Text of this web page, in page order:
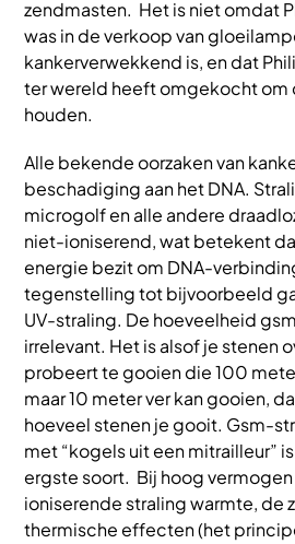
zendmasten. Het is niet omdat
was in de verkoop van
kankerverwekkend is, en dat
ter wereld heeft omgekocht om
houden.
Alle bekende oorzaken van
beschadiging aan het DNA.
microgolf en alle andere
niet-ioniserend, wat betekent
energie bezit om DNA-
tegenstelling tot bijvoorbeeld
UV-straling. De hoeveelheid
irrelevant. Het is alsof je stenen
probeert te gooien die 100
maar 10 meter ver kan gooien,
hoeveel stenen je gooit. Gsm-
met “kogels uit een mitrailleur”
ergste soort. Bij hoog
ioniserende straling warmte, de
thermische effecten (het